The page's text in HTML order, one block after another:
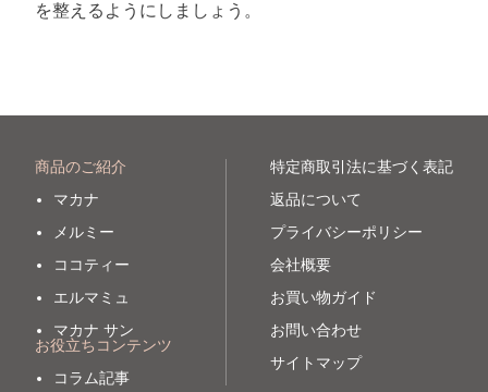
を整えるようにしましょう。
商品のご紹介
マカナ
メルミー
ココティー
エルマミュ
マカナ サン
お役立ちコンテンツ
コラム記事
特定商取引法に基づく表記
返品について
プライバシーポリシー
会社概要
お買い物ガイド
お問い合わせ
サイトマップ